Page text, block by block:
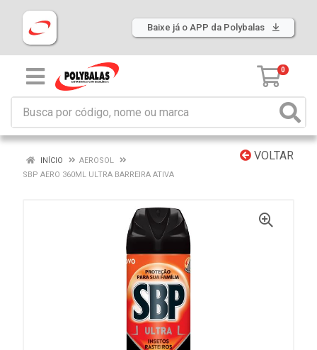
Baixe já o APP da Polybalas
0
VOLTAR
INÍCIO
AEROSOL
SBP AERO 360ML ULTRA BARREIRA ATIVA